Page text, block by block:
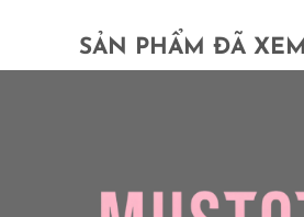
SẢN PHẨM ĐÃ XEM